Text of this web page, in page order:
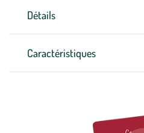
Détails
Caractéristiques